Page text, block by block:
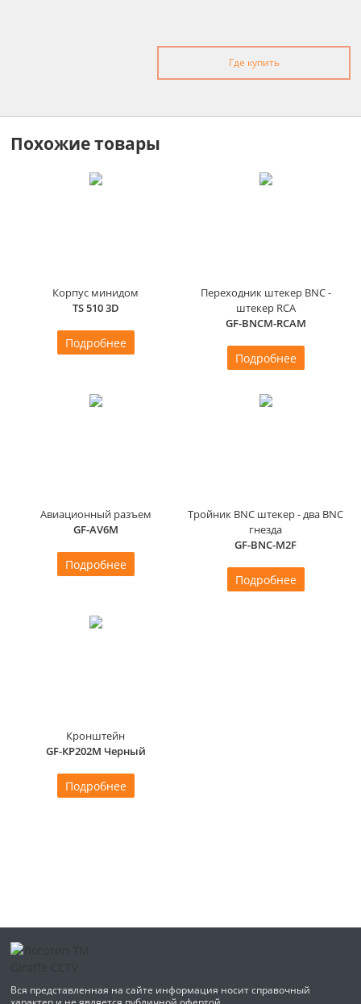
Где купить
Похожие товары
Корпус минидом
TS 510 3D
Подробнее
Переходник штекер BNC -
штекер RCA
GF-BNCM-RCAM
Подробнее
Авиационный разъем
GF-AV6M
Подробнее
Тройник BNC штекер - два BNC
гнезда
GF-BNC-M2F
Подробнее
Кронштейн
GF-КР202M Черный
Подробнее
Вся представленная на сайте информация носит справочный